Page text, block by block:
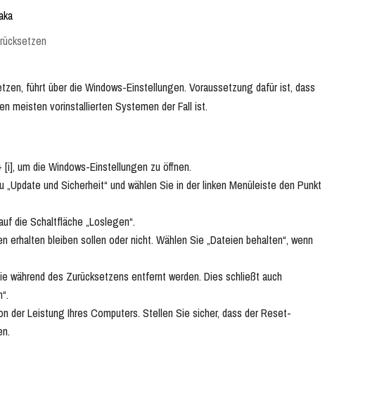
führt über die Windows-Einstellungen. Voraussetzung dafür ist, dass
meisten vorinstallierten Systemen der Fall ist.
um die Windows-Einstellungen zu öffnen.
und Sicherheit“ und wählen Sie in der linken Menüleiste den Punkt
die Schaltfläche „Loslegen“.
erhalten bleiben sollen oder nicht. Wählen Sie „Dateien behalten“, wenn
während des Zurücksetzens entfernt werden. Dies schließt auch
der Leistung Ihres Computers. Stellen Sie sicher, dass der Reset-